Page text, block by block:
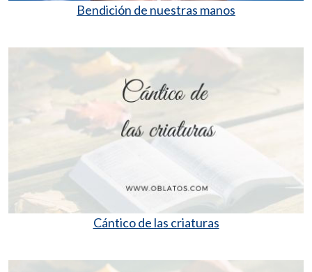
Bendición de nuestras manos
Cántico de las criaturas